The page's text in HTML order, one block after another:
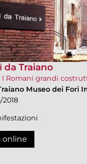
da Traiano
I Romani grandi
Museo dei Fori
2018
online